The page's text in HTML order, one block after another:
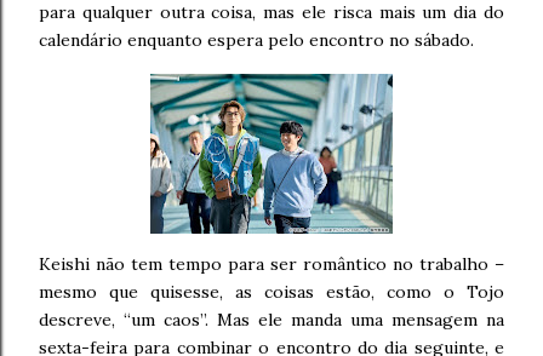
para qualquer outra coisa, mas ele risca mais um dia do
calendário enquanto espera pelo encontro no sábado.
Keishi não tem tempo para ser romântico no trabalho –
mesmo que quisesse, as coisas estão, como o Tojo
descreve, “um caos”. Mas ele manda uma mensagem na
sexta-feira para combinar o encontro do dia seguinte, e